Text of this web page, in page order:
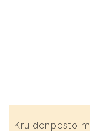
Kruidenpesto